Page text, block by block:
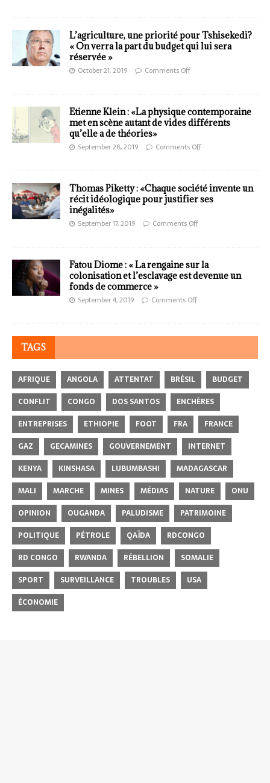
L’agriculture, une priorité pour Tshisekedi?
« On verra la part du budget qui lui sera
réservée »
October 21, 2019 Comments Off
Etienne Klein : «La physique contemporaine
met en scène autant de vides différents
qu’elle a de théories»
September 28, 2019 Comments Off
Thomas Piketty : «Chaque société invente un
récit idéologique pour justifier ses
inégalités»
September 17, 2019 Comments Off
Fatou Diome : « La rengaine sur la
colonisation et l’esclavage est devenue un
fonds de commerce »
September 4, 2019 Comments Off
TAGS
AFRIQUE ANGOLA ATTENTAT BRÉSIL
BUDGET
CONFLIT
CONGO DOS SANTOS
ENCHÈRES
ENTREPRISES
ETHIOPIE FOOT FRA
FRANCE
GAZ
GECAMINES GOUVERNEMENT
INTERNET
KENYA
KINSHASA LUBUMBASHI
MADAGASCAR
MALI
MARCHE MINES MÉDIAS NATURE
ONU
OPINION
OUGANDA PALUDISME
PATRIMOINE
POLITIQUE
PÉTROLE QAÏDA
RDCONGO
RD CONGO
RWANDA RÉBELLION
SOMALIE
SPORT
SURVEILLANCE TROUBLES
USA
ÉCONOMIE